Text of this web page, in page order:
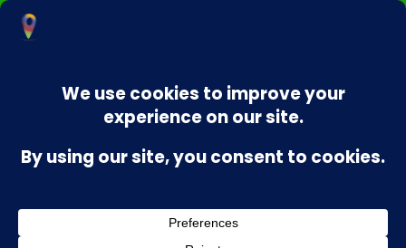
OUR PLACE
Retreats